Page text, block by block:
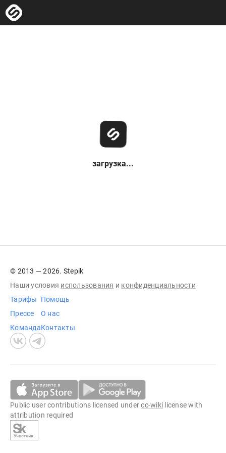
загрузка...
© 2013 — 2026. Stepik
Наши условия использования и конфиденциальности
Тарифы
Прессе
Команда
Помощь
О нас
Контакты
Public user contributions licensed undercc-wiki license with
attribution required